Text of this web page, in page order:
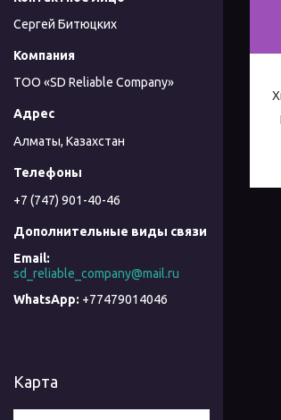
Сергей Битюцких
TОО «SD Reliable Company»
Алматы, Казахстан
+7 (747) 901-40-46
sd_reliable_company@mail.ru
+77479014046
Карта